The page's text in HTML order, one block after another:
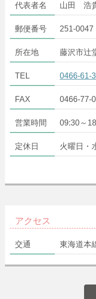
代表者名 山田 浩
郵便番号 251-0047
所在地 藤沢市辻
TEL 0466-61-
FAX 0466-77-
営業時間 09:30～
定休日 火曜日・
アクセス
交通 東海道本